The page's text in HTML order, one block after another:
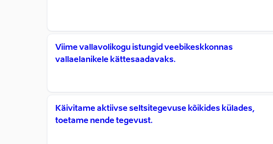
Viime vallavolikogu istungid veebikeskkonnas
vallaelanikele kättesaadavaks.
Käivitame aktiivse seltsitegevuse kõikides külades,
toetame nende tegevust.